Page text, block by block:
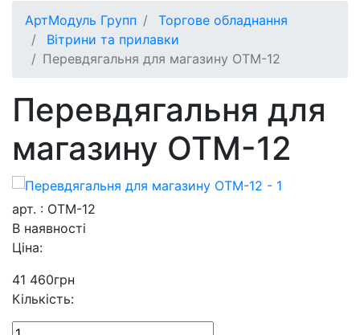
АртМодуль Групп
Торгове обладнання
Вітрини та прилавки
Перевдягальня для магазину ОТМ-12
Перевдягальня для
магазину ОТМ-12
арт. : ОТМ-12
В наявності
Ціна:
41 460грн
Кількість: